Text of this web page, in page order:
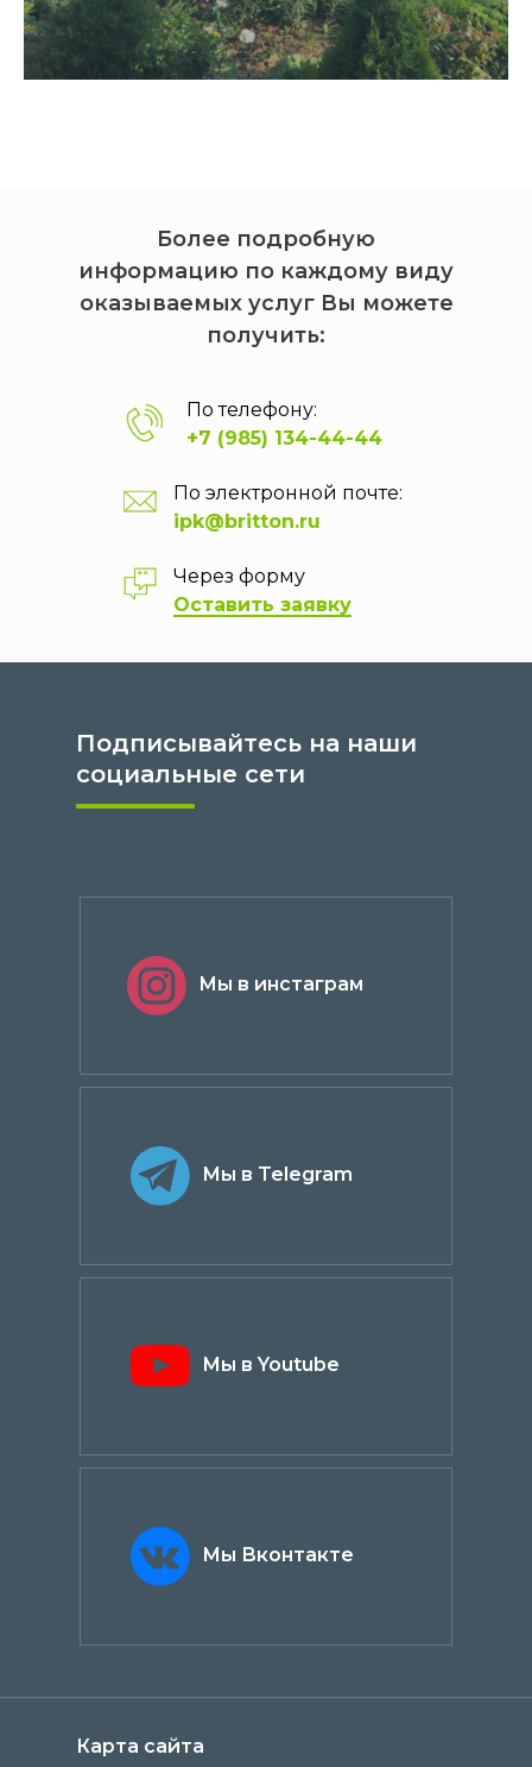
По телефону:
+7 (985) 134-44-44
По электронной почте:
ipk@britton.ru
Через форму
Оставить заявку
Более подробную
информацию по каждому виду
оказываемых услуг Вы можете
получить:
Мы в Telegram
Мы в инстаграм
Мы Вконтакте
Подписывайтесь на наши
социальные сети
Мы в Youtube
Карта сайта